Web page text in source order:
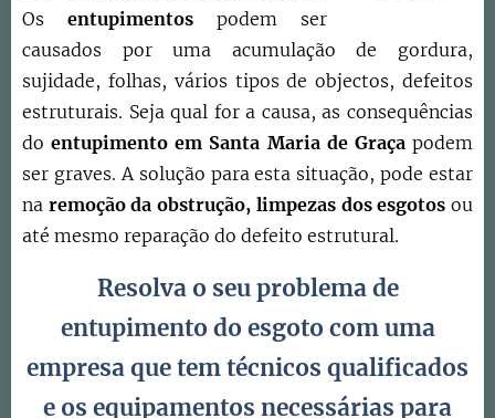
Osentupimentos podem ser
causados por uma acumulação de gordura,
sujidade, folhas, vários tipos de objectos, defeitos
estruturais. Seja qual for a causa, as consequências
doentupimento em Santa Maria de Graçapodem
ser graves. A solução para esta situação, pode estar
na remoção da obstrução, limpezas dos esgotosou
até mesmo reparação do defeito estrutural.
Resolva o seu problema de
entupimento do esgoto com uma
empresa que tem técnicos qualificados
e os equipamentos necessárias para